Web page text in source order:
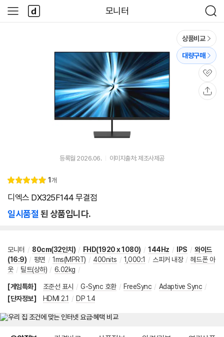
모니터
검
색
사
이
다
나
와
상품비교
대량구매
관
심
등록월 2026.06. 이미지출처: 제조사제공
별
5.
리
1 개
디엑스 DX325F144 무결점
일시품절 된 상품입니다.
모니터 / 80cm(32인치) / FHD(1920 x 1080) / 144Hz / IPS / 와이드
(16:9) / 평면 / 1ms(MPRT) / 400nits / 1,000:1 / 스피커 내장 / 헤드폰 아
웃 / 틸트(상하) / 6.02kg /
[게임특화] 조준선 표시 / G-Sync 호환 / FreeSync / Adaptive Sync /
[단자정보]
HDMI 2.1 / DP 1.4